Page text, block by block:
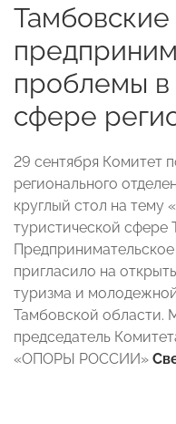
Тамбовские
проблемы в
сфере
29 сентября Комитет
регионального
круглый стол на тему
туристической сфере
пригласило на
туризма и
Тамбовской области.
председатель
«ОПОРЫ РОССИИ»